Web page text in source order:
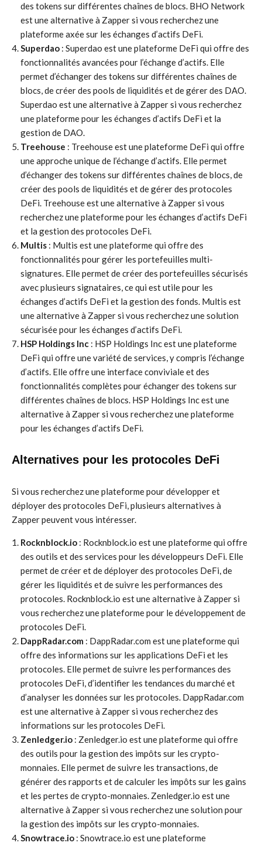
des tokens sur différentes chaînes de blocs. BHO Network
est une alternative à Zapper si vous recherchez une
plateforme axée sur les échanges d’actifs DeFi.
Superdao : Superdao est une plateforme DeFi qui offre des
fonctionnalités avancées pour l’échange d’actifs. Elle
permet d’échanger des tokens sur différentes chaînes de
blocs, de créer des pools de liquidités et de gérer des DAO.
Superdao est une alternative à Zapper si vous recherchez
une plateforme pour les échanges d’actifs DeFi et la
gestion de DAO.
Treehouse : Treehouse est une plateforme DeFi qui offre
une approche unique de l’échange d’actifs. Elle permet
d’échanger des tokens sur différentes chaînes de blocs, de
créer des pools de liquidités et de gérer des protocoles
DeFi. Treehouse est une alternative à Zapper si vous
recherchez une plateforme pour les échanges d’actifs DeFi
et la gestion des protocoles DeFi.
Multis : Multis est une plateforme qui offre des
fonctionnalités pour gérer les portefeuilles multi-
signatures. Elle permet de créer des portefeuilles sécurisés
avec plusieurs signataires, ce qui est utile pour les
échanges d’actifs DeFi et la gestion des fonds. Multis est
une alternative à Zapper si vous recherchez une solution
sécurisée pour les échanges d’actifs DeFi.
HSP Holdings Inc : HSP Holdings Inc est une plateforme
DeFi qui offre une variété de services, y compris l’échange
d’actifs. Elle offre une interface conviviale et des
fonctionnalités complètes pour échanger des tokens sur
différentes chaînes de blocs. HSP Holdings Inc est une
alternative à Zapper si vous recherchez une plateforme
pour les échanges d’actifs DeFi.
Alternatives pour les protocoles DeFi
Si vous recherchez une plateforme pour développer et
déployer des protocoles DeFi, plusieurs alternatives à
Zapper peuvent vous intéresser.
Rocknblock.io : Rocknblock.io est une plateforme qui offre
des outils et des services pour les développeurs DeFi. Elle
permet de créer et de déployer des protocoles DeFi, de
gérer les liquidités et de suivre les performances des
protocoles. Rocknblock.io est une alternative à Zapper si
vous recherchez une plateforme pour le développement de
protocoles DeFi.
DappRadar.com : DappRadar.com est une plateforme qui
offre des informations sur les applications DeFi et les
protocoles. Elle permet de suivre les performances des
protocoles DeFi, d’identifier les tendances du marché et
d’analyser les données sur les protocoles. DappRadar.com
est une alternative à Zapper si vous recherchez des
informations sur les protocoles DeFi.
Zenledger.io : Zenledger.io est une plateforme qui offre
des outils pour la gestion des impôts sur les crypto-
monnaies. Elle permet de suivre les transactions, de
générer des rapports et de calculer les impôts sur les gains
et les pertes de crypto-monnaies. Zenledger.io est une
alternative à Zapper si vous recherchez une solution pour
la gestion des impôts sur les crypto-monnaies.
Snowtrace.io : Snowtrace.io est une plateforme